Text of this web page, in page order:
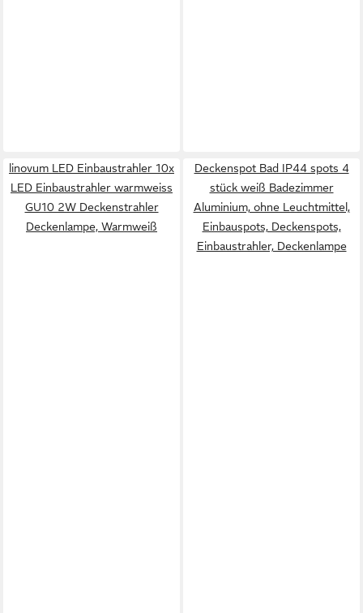
linovum LED Einbaustrahler 10x
LED Einbaustrahler warmweiss
GU10 2W Deckenstrahler
Deckenlampe, Warmweiß
Deckenspot Bad IP44 spots 4
stück weiß Badezimmer
Aluminium, ohne Leuchtmittel,
Einbauspots, Deckenspots,
Einbaustrahler, Deckenlampe